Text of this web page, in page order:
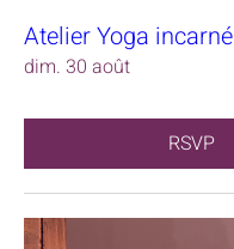
Atelier Yoga incarné
dim. 30 août
RSVP